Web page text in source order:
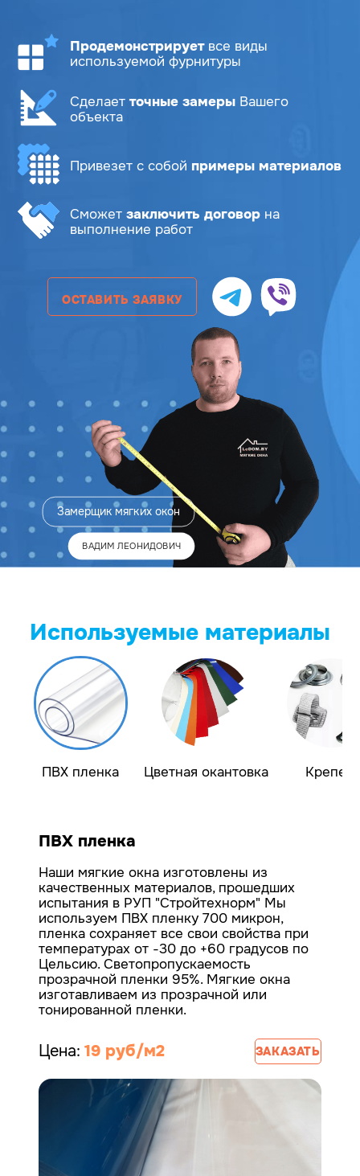
Продемонстрируетвсе виды
используемой фурнитуры
Сделаетточные замеры Вашего
объекта
Привезет с собой примеры материалов
Сможетзаключить договор на
выполнение работ
ОСТАВИТЬ ЗАЯВКУ
Замерщикмягких окон
ВАДИМ ЛЕОНИДОВИЧ
Используемые материалы
ПВХ пленка Цветная окантовка Крепеж
ПВХ пленка
Наши мягкие окна изготовлены из
качественных материалов, прошедших
испытания в РУП "Стройтехнорм" Мы
используем ПВХ пленку 700 микрон,
пленка сохраняет все свои свойства при
температурах от -30 до +60 градусов по
Цельсию. Светопропускаемость
прозрачной пленки 95%. Мягкие окна
изготавливаем из прозрачной или
тонированной пленки.
Цена:19 руб/м2 ЗАКАЗАТЬ